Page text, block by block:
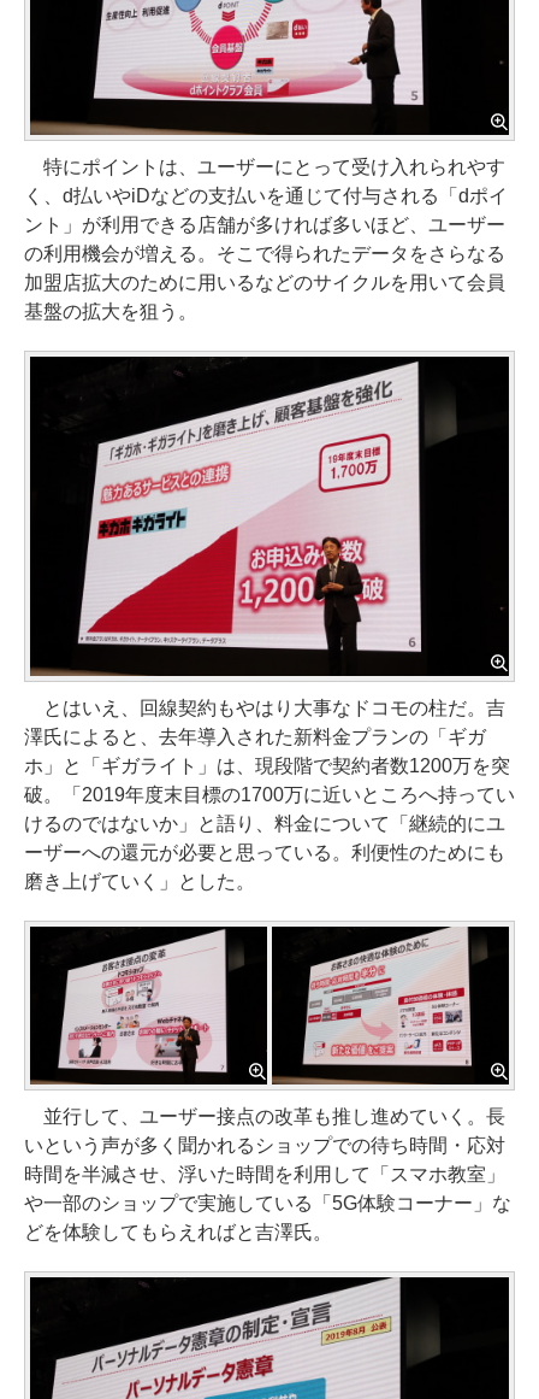
特にポイントは、ユーザーにとって受け入れられやす
く、d払いやiDなどの支払いを通じて付与される「dポイ
ント」が利用できる店舗が多ければ多いほど、ユーザー
の利用機会が増える。そこで得られたデータをさらなる
加盟店拡大のために用いるなどのサイクルを用いて会員
基盤の拡大を狙う。
とはいえ、回線契約もやはり大事なドコモの柱だ。吉
澤氏によると、去年導入された新料金プランの「ギガ
ホ」と「ギガライト」は、現段階で契約者数1200万を突
破。「2019年度末目標の1700万に近いところへ持ってい
けるのではないか」と語り、料金について「継続的にユ
ーザーへの還元が必要と思っている。利便性のためにも
磨き上げていく」とした。
並行して、ユーザー接点の改革も推し進めていく。長
いという声が多く聞かれるショップでの待ち時間・応対
時間を半減させ、浮いた時間を利用して「スマホ教室」
や一部のショップで実施している「5G体験コーナー」な
どを体験してもらえればと吉澤氏。